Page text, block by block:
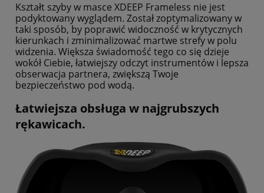
Kształt szyby w masce XDEEP Frameless nie jest
podyktowany wyglądem. Został zoptymalizowany w
taki sposób, by poprawić widoczność w krytycznych
kierunkach i zminimalizować martwe strefy w polu
widzenia. Większa świadomość tego co się dzieje
wokół Ciebie, łatwiejszy odczyt instrumentów i lepsza
obserwacja partnera, zwiększą Twoje
bezpieczeństwo pod wodą.
Łatwiejsza obsługa w najgrubszych
rękawicach.